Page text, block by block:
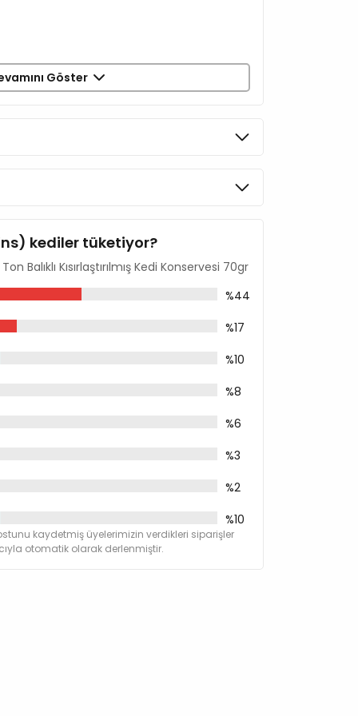
Göster
kediler tüketiyor?
Balıklı Kısırlaştırılmış Kedi Konservesi 70gr
%44
%17
%10
%8
%6
%3
%2
%10
kaydetmiş üyelerimizin verdikleri siparişler
otomatik olarak derlenmiştir.